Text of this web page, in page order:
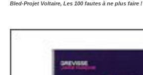
Bled-Projet Voltaire, Les 100 fautes à ne plus faire !